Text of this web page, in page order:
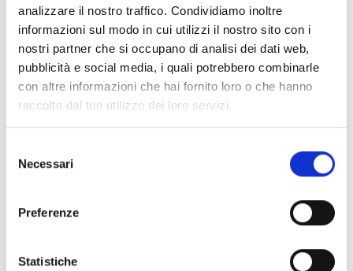
analizzare il nostro traffico. Condividiamo inoltre
informazioni sul modo in cui utilizzi il nostro sito con i
nostri partner che si occupano di analisi dei dati web,
pubblicità e social media, i quali potrebbero combinarle
con altre informazioni che hai fornito loro o che hanno
raccolto dal tuo utilizzo dei loro servizi.
delNecessari
Preferenze
Statistiche
Hevoluto